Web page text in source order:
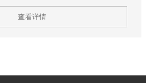
你驾驶起来更方便，驾驶室的舒适度也是相当高
适愉快的环境中完成高效的工作。
查看详情